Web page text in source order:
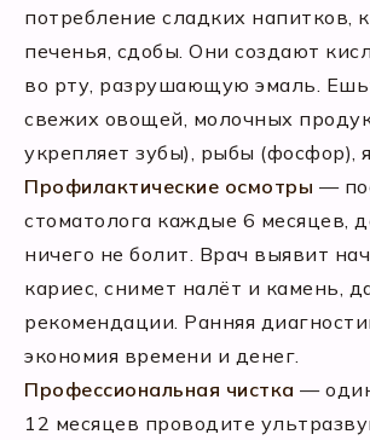
потребление сладких напитков,
печенья, сдобы. Они создают
во рту, разрушающую эмаль.
свежих овощей, молочных
укрепляет зубы), рыбы (фосфор),
Профилактические осмотры —
стоматолога каждые 6 месяцев,
ничего не болит. Врач выявит
кариес, снимет налёт и камень,
рекомендации. Ранняя
экономия времени и денег.
Профессиональная чистка —
12 месяцев проводите